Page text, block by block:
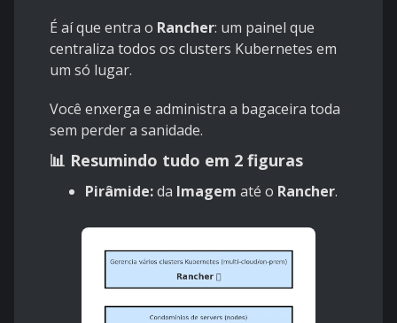
É aí que entra o Rancher: um painel que
centraliza todos os clusters Kubernetes em
um só lugar.
Você enxerga e administra a bagaceira toda
sem perder a sanidade.
📊 Resumindo tudo em 2 figuras
Pirâmide:da Imagem até o Rancher.